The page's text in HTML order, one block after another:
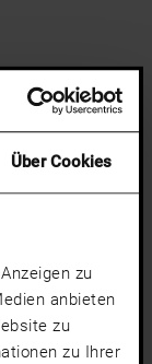
Über Cookies
zu
anbieten
zu
zu Ihrer